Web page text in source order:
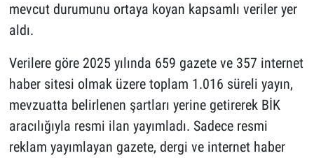
mevcut durumunu ortaya koyan kapsamlı veriler yer
aldı.
Verilere göre 2025 yılında 659 gazete ve 357 internet
haber sitesi olmak üzere toplam 1.016 süreli yayın,
mevzuatta belirlenen şartları yerine getirerek BİK
aracılığıyla resmi ilan yayımladı. Sadece resmi
reklam yayımlayan gazete, dergi ve internet haber